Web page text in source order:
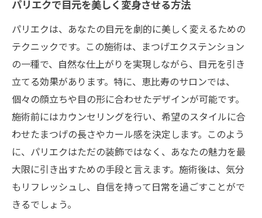
初回特典とお得情報を見逃さないために
初めての方への安心ポイント
施術前に知っておきたい注意点
安全性に配慮したサロンの選び方
お客様の声から見る初回体験の感想
リピーター続出恵比寿で人気のパリエクサロン
の秘密
リピーターが選ぶサロンの魅力と理由
長く通いたくなるサロンのサービス
パリエクの持ちを良くする秘訣とは
リピーターに人気のスタイリング提案
パリエクで目元を美しく変身させる方法
パリエクは、あなたの目元を劇的に美しく変えるための
テクニックです。この施術は、まつげエクステンション
の一種で、自然な仕上がりを実現しながら、目元を引き
立てる効果があります。特に、恵比寿のサロンでは、
個々の顔立ちや目の形に合わせたデザインが可能です。
施術前にはカウンセリングを行い、希望のスタイルに合
わせたまつげの長さやカール感を決定します。このよう
に、パリエクはただの装飾ではなく、あなたの魅力を最
大限に引き出すための手段と言えます。施術後は、気分
もリフレッシュし、自信を持って日常を過ごすことがで
きるでしょう。